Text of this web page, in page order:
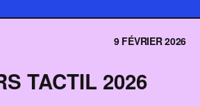
9 FÉVRIER 2026
TACTIL 2026